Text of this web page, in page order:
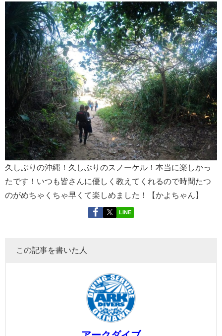
久しぶりの沖縄！久しぶりのスノーケル！本当に楽しかっ
たです！いつも皆さんに優しく教えてくれるので時間たつ
のがめちゃくちゃ早くて楽しめました！【かよちゃん】
LINE
この記事を書いた人